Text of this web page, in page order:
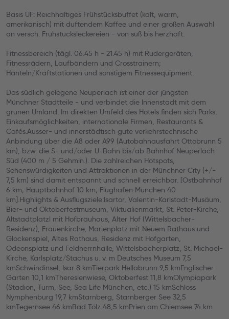
Basis ÜF: Reichhaltiges Frühstücksbuffet (kalt, warm,
amerikanisch) mit duftendem Kaffee und einer großen Auswahl
an versch. Frühstücksleckereien - von süß bis herzhaft.
Fitnessbereich (tägl. 06.45 h - 21.45 h) mit Rudergeräten,
Fitnessrädern, Laufbändern und Crosstrainern;
Hanteln/Kraftstationen und sonstigem Fitnessequipment.
Das südlich gelegene Neuperlach ist einer der jüngsten
Münchner Stadtteile - und verbindet die Innenstadt mit dem
grünen Umland. Im direkten Umfeld des Hotels finden sich Parks,
Einkaufsmöglichkeiten, internationale Firmen, Restaurants &
Cafés.Ausser- und innerstädtisch gute verkehrstechnische
Anbindung über die A8 oder A99 (Autobahnausfahrt Ottobrunn 5
km), bzw. die S- und/oder U-Bahn bis/ab Bahnhof Neuperlach
Süd (400 m / 5 Gehmin.). Die zahlreichen Hotspots,
Sehenswürdigkeiten und Attraktionen in der Münchner City (+/-
7,5 km) sind damit entspannt und schnell erreichbar. [Ostbahnhof
6 km; Hauptbahnhof 10 km; Flughafen München 40
km].Highlights & Ausflugsziele:Isartor, Valentin-Karlstadt-Musäum,
Bier- und Oktoberfestmuseum, Viktualienmarkt, St. Peter-Kirche,
Altstadtplatzl mit Hofbräuhaus, Alter Hof (Wittelsbacher-
Residenz), Frauenkirche, Marienplatz mit Neuem Rathaus und
Glockenspiel, Altes Rathaus, Residenz mit Hofgarten,
Odeonsplatz und Feldherrnhalle, Wittelsbacherplatz, St. Michael-
Kirche, Karlsplatz/Stachus u. v. m Deutsches Museum 7,5
kmSchwindinsel, Isar 8 kmTierpark Hellabrunn 9,5 kmEnglischer
Garten 10,1 kmTheresienwiese, Oktoberfest 11,8 kmOlympiapark
(Stadion, Turm, See, Sea Life München, etc.) 15 kmSchloss
Nymphenburg 19,7 kmStarnberg, Starnberger See 32,5
kmTegernsee 46 kmBad Tölz 48,5 kmPrien am Chiemsee 74 km